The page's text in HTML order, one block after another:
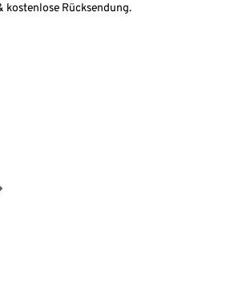
kostenlose Rücksendung.